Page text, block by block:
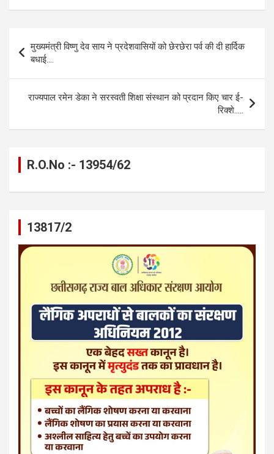
ce
b
o
o
k
se
n
g
er
at
A
p
p
e
gr
a
m
ail py
Li
n
k
ar
e
navigation
मुख्यमंत्री विष्णु देव साय ने प्रदेशवासियों को छेरछेरा पर्व की दी हार्दिक
बधाई….
राज्यपाल रमेन डेका ने सरस्वती शिक्षा संस्थान को प्रदान किए चार ई-
रिक्शे…..
R.O.No :- 13954/62
13817/2